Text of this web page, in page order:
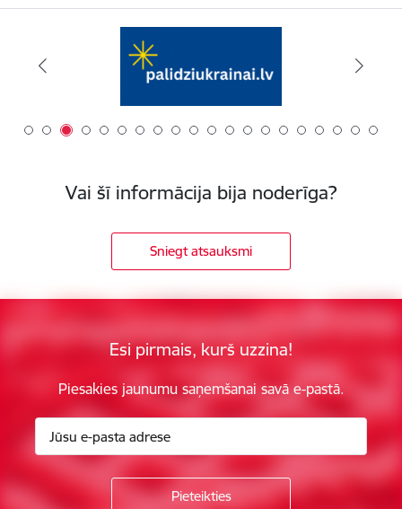
Vai šī informācija bija noderīga?
Sniegt atsauksmi
Esi pirmais, kurš uzzina!
Piesakies jaunumu saņemšanai savā e-pastā.